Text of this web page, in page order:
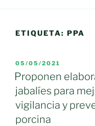
ETIQUETA: PPA
PUBLICADO
EL
05/05/2021
Proponen
jabalíes para
vigilancia y
porcina